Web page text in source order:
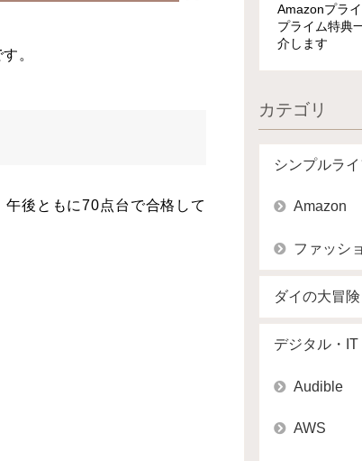
。
後ともに70点台で合格して
Amazonプラ
プライム特典
介します
カテゴリ
シンプルライ
Amazon
ファッシ
ダイの大冒険
デジタル・IT
Audible
AWS